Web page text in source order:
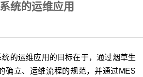
统的运维应用
统的运维应用的目标在于，通过烟草生
确立、运维流程的规范，并通过MES